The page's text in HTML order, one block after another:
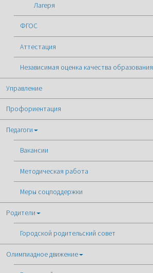
Лагеря
ФГОС
Аттестация
Независимая оценка качества образования
Управление
Профориентация
Педагоги
Вакансии
Методическая работа
Меры соцподдержки
Родители
Городской родительский совет
Олимпиадное движение